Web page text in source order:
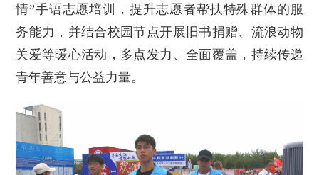
情”手语志愿培训，提升志愿者帮扶特殊群体的服
务能力，并结合校园节点开展旧书捐赠、流浪动物
关爱等暖心活动，多点发力、全面覆盖，持续传递
青年善意与公益力量。